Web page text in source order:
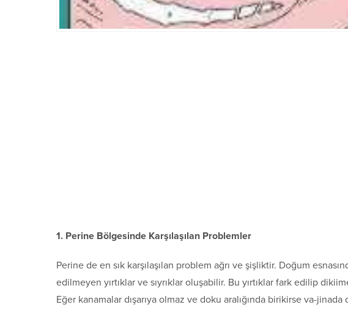
1. Perine Bölgesinde Karşılaşılan Problemler
Perine de en sık karşılaşılan problem ağrı ve şişliktir. Doğum
edilmeyen yırtıklar ve sıyrıklar oluşabilir. Bu yırtıklar fark edilip
Eğer kanamalar dışarıya olmaz ve doku aralığında birikirse va-